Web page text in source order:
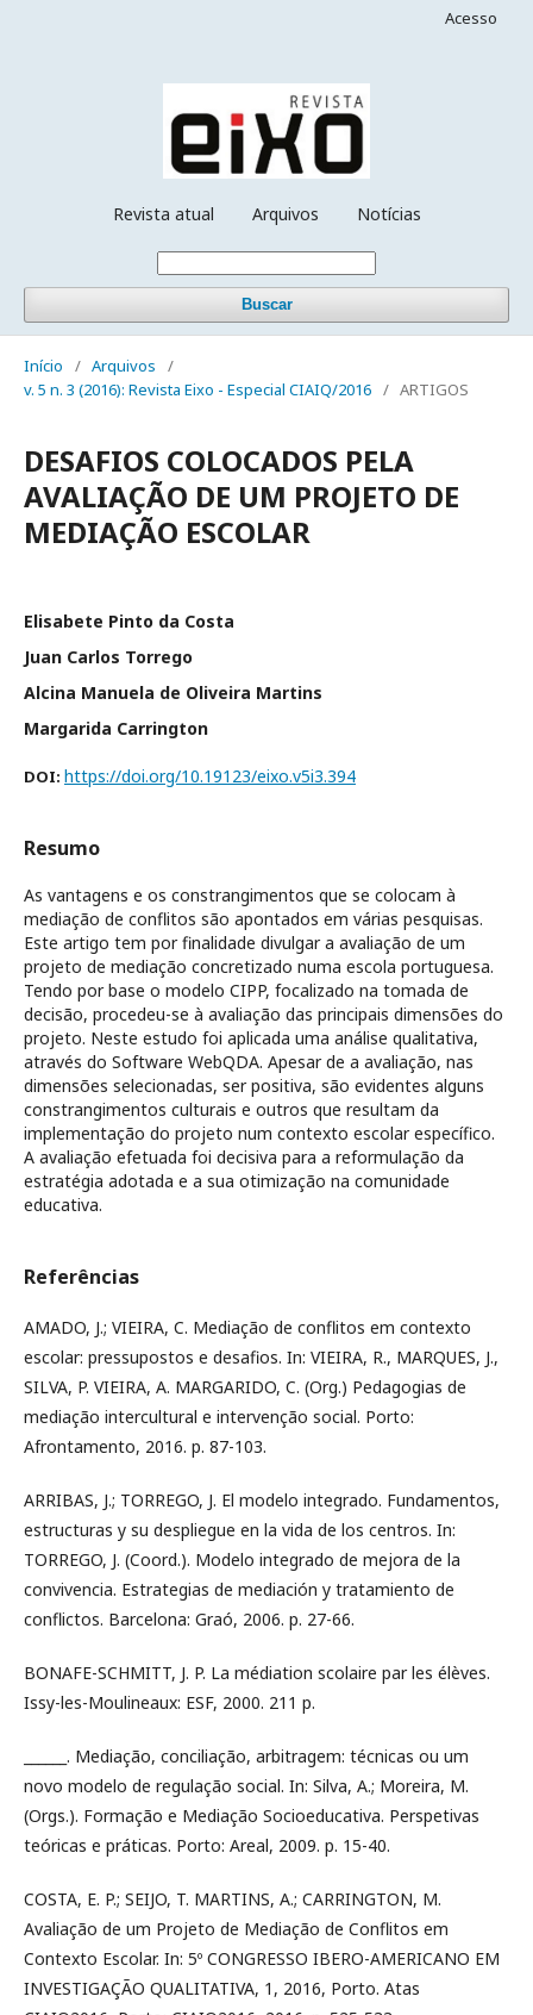
Revista atual Arquivos Notícias
Buscar
Acesso
Início / Arquivos
/
v. 5 n. 3 (2016): Revista Eixo - Especial CIAIQ/2016 / ARTIGOS
DESAFIOS COLOCADOS PELA
AVALIAÇÃO DE UM PROJETO DE
MEDIAÇÃO ESCOLAR
Elisabete Pinto da Costa
Juan Carlos Torrego
Alcina Manuela de Oliveira Martins
Margarida Carrington
DOI: https://doi.org/10.19123/eixo.v5i3.394
Resumo
As vantagens e os constrangimentos que se colocam à
mediação de conflitos são apontados em várias pesquisas.
Este artigo tem por finalidade divulgar a avaliação de um
projeto de mediação concretizado numa escola portuguesa.
Tendo por base o modelo CIPP, focalizado na tomada de
decisão, procedeu-se à avaliação das principais dimensões do
projeto. Neste estudo foi aplicada uma análise qualitativa,
através do Software WebQDA. Apesar de a avaliação, nas
dimensões selecionadas, ser positiva, são evidentes alguns
constrangimentos culturais e outros que resultam da
implementação do projeto num contexto escolar específico.
A avaliação efetuada foi decisiva para a reformulação da
estratégia adotada e a sua otimização na comunidade
educativa.
Referências
AMADO, J.; VIEIRA, C. Mediação de conflitos em contexto
escolar: pressupostos e desafios. In: VIEIRA, R., MARQUES, J.,
SILVA, P. VIEIRA, A. MARGARIDO, C. (Org.) Pedagogias de
mediação intercultural e intervenção social. Porto:
Afrontamento, 2016. p. 87-103.
ARRIBAS, J.; TORREGO, J. El modelo integrado. Fundamentos,
estructuras y su despliegue en la vida de los centros. In:
TORREGO, J. (Coord.). Modelo integrado de mejora de la
convivencia. Estrategias de mediación y tratamiento de
conflictos. Barcelona: Graó, 2006. p. 27-66.
BONAFE-SCHMITT, J. P. La médiation scolaire par les élèves.
Issy-les-Moulineaux: ESF, 2000. 211 p.
______. Mediação, conciliação, arbitragem: técnicas ou um
novo modelo de regulação social. In: Silva, A.; Moreira, M.
(Orgs.). Formação e Mediação Socioeducativa. Perspetivas
teóricas e práticas. Porto: Areal, 2009. p. 15-40.
COSTA, E. P.; SEIJO, T. MARTINS, A.; CARRINGTON, M.
Avaliação de um Projeto de Mediação de Conflitos em
Contexto Escolar. In: 5º CONGRESSO IBERO-AMERICANO EM
INVESTIGAÇÃO QUALITATIVA, 1, 2016, Porto. Atas